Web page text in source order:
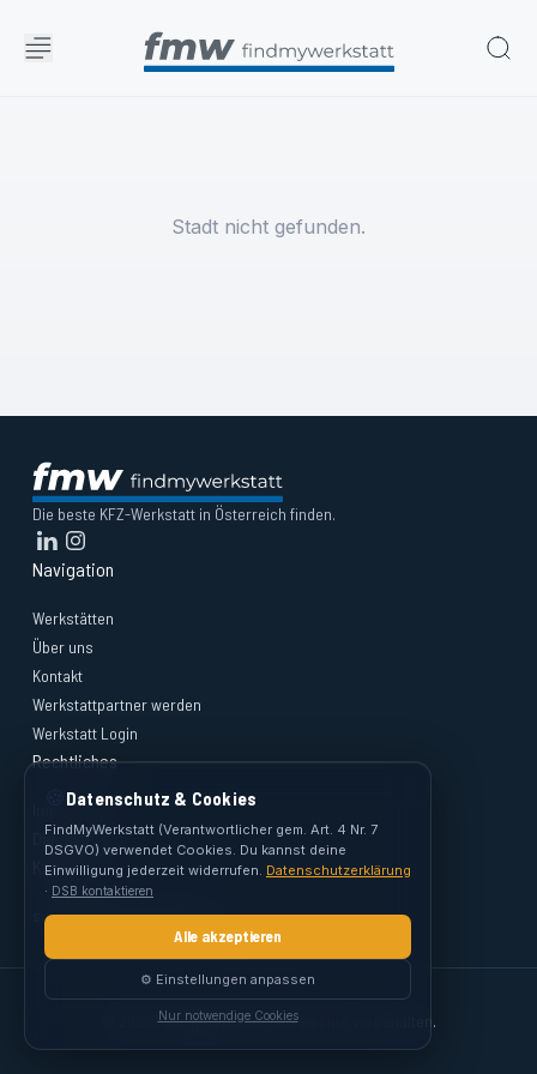
Stadt nicht gefunden.
Die beste KFZ-Werkstatt in Österreich finden.
Navigation
Werkstätten
Über uns
Kontakt
Werkstattpartner werden
Werkstatt Login
Rechtliches
Impressum
Datenschutz
Kontakt
support@findmywerkstatt.at
© 2026 FindMyWerkstatt. Alle Rechte vorbehalten.
🍪 Datenschutz & Cookies
FindMyWerkstatt (Verantwortlicher gem. Art. 4 Nr. 7
DSGVO) verwendet Cookies. Du kannst deine
Einwilligung jederzeit widerrufen. Datenschutzerklärung
· DSB kontaktieren
Alle akzeptieren
⚙️ Einstellungen anpassen
Nur notwendige Cookies